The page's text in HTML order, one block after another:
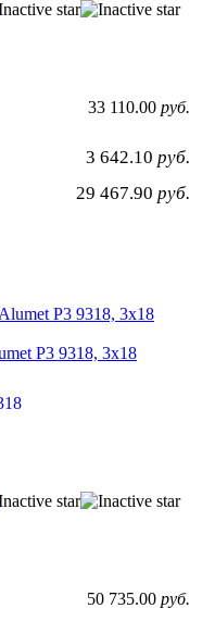
33 110.00 руб.
3 642.10 руб.
29 467.90 руб.
P3 9318, 3х18
50 735.00 руб.